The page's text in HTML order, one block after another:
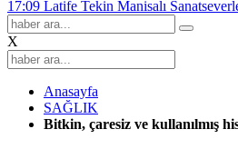
17:09 Latife Tekin Manisalı
X
Anasayfa
SAĞLIK
Bitkin, çaresiz ve kullanılmış